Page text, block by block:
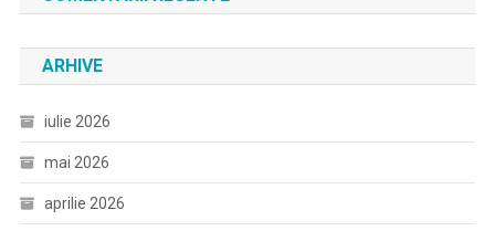
ARHIVE
iulie 2026
mai 2026
aprilie 2026